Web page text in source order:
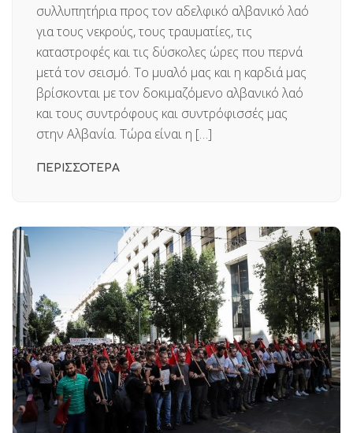
συλλυπητήρια προς τον αδελφικό αλβανικό λαό
για τους νεκρούς, τους τραυματίες, τις
καταστροφές και τις δύσκολες ώρες που περνά
μετά τον σεισμό. Το μυαλό μας και η καρδιά μας
βρίσκονται με τον δοκιμαζόμενο αλβανικό λαό
και τους συντρόφους και συντρόφισσές μας
στην Αλβανία. Τώρα είναι η […]
ΠΕΡΙΣΣΟΤΕΡΑ